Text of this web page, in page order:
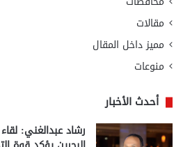
مقالات
مميز داخل المقال
منوعات
أحدث الأخبار
رشاد عبدالغني: